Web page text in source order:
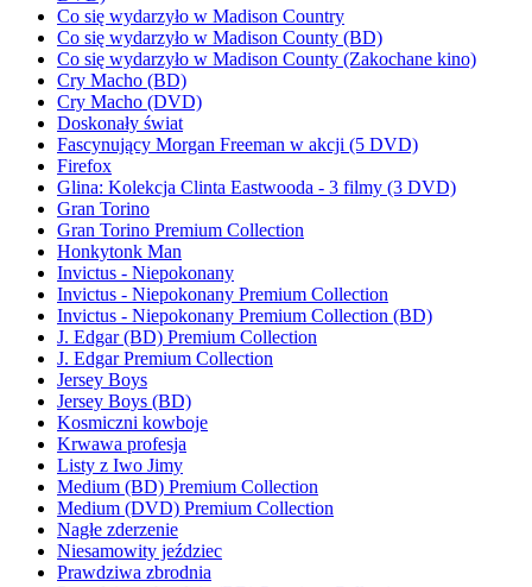
Co się wydarzyło w Madison Country
Co się wydarzyło w Madison County (BD)
Co się wydarzyło w Madison County (Zakochane kino)
Cry Macho (BD)
Cry Macho (DVD)
Doskonały świat
Fascynujący Morgan Freeman w akcji (5 DVD)
Firefox
Glina: Kolekcja Clinta Eastwooda - 3 filmy (3 DVD)
Gran Torino
Gran Torino Premium Collection
Honkytonk Man
Invictus - Niepokonany
Invictus - Niepokonany Premium Collection
Invictus - Niepokonany Premium Collection (BD)
J. Edgar (BD) Premium Collection
J. Edgar Premium Collection
Jersey Boys
Jersey Boys (BD)
Kosmiczni kowboje
Krwawa profesja
Listy z Iwo Jimy
Medium (BD) Premium Collection
Medium (DVD) Premium Collection
Nagłe zderzenie
Niesamowity jeździec
Prawdziwa zbrodnia